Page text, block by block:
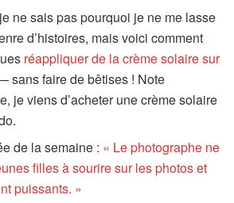
ne sais pas pourquoi je ne me lasse
d’histoires, mais voici comment
réappliquer de la crème solaire sur
sans faire de bêtises ! Note
je viens d’acheter une crème solaire
de la semaine : « Le photographe ne
filles à sourire sur les photos et
puissants. »